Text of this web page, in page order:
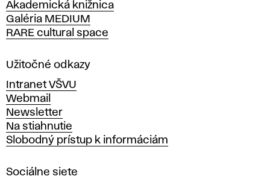
š
k
o
a
ý
t
v
a
r
ý
Akademická knižnica
Galéria MEDIUM
RARE cultural space
Užitočné odkazy
Intranet VŠVU
Webmail
Newsletter
Na stiahnutie
Slobodný prístup k informáciám
Sociálne siete